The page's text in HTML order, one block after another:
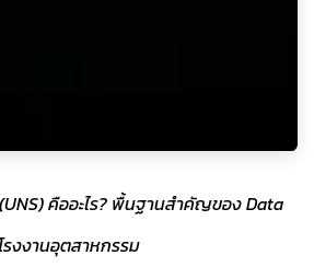
คืออะไร? พื้นฐานสำคัญของ Data
งงานอุตสาหกรรม